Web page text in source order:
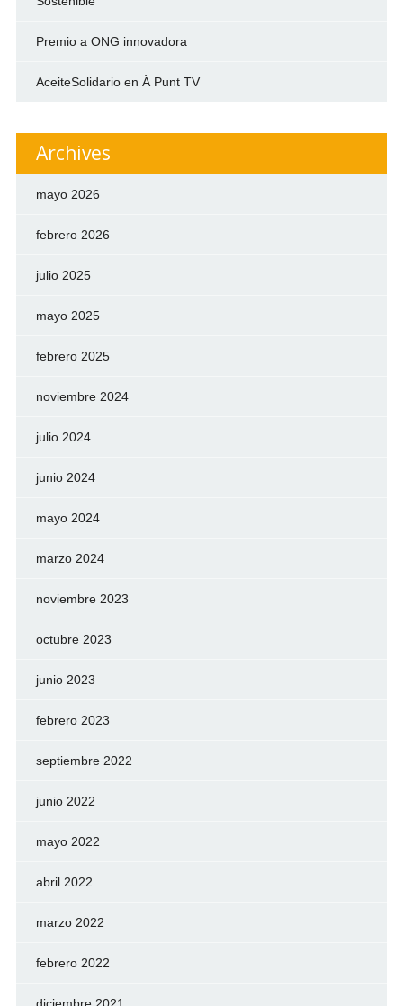
Premio a ONG innovadora
AceiteSolidario en À Punt TV
Archives
mayo 2026
febrero 2026
julio 2025
mayo 2025
febrero 2025
noviembre 2024
julio 2024
junio 2024
mayo 2024
marzo 2024
noviembre 2023
octubre 2023
junio 2023
febrero 2023
septiembre 2022
junio 2022
mayo 2022
abril 2022
marzo 2022
febrero 2022